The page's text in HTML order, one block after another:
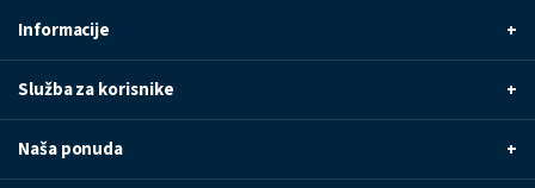
Informacije +
Služba za korisnike +
Naša ponuda +